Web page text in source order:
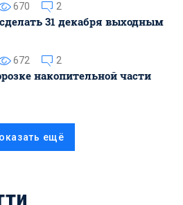
670 2
31 декабря выходным
672 2
накопительной части
ещё